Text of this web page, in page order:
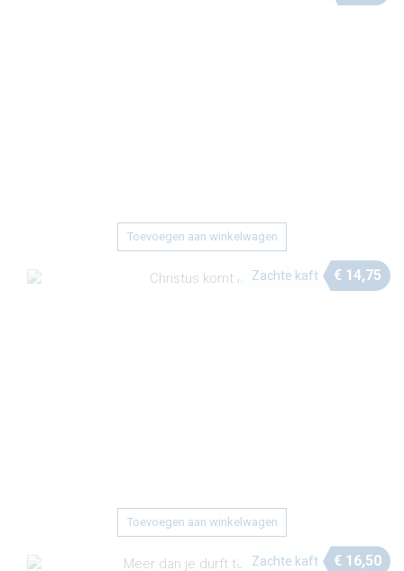
Toevoegen aan winkelwagen
Zachte kaft € 14,75
Toevoegen aan winkelwagen
Zachte kaft € 16,50